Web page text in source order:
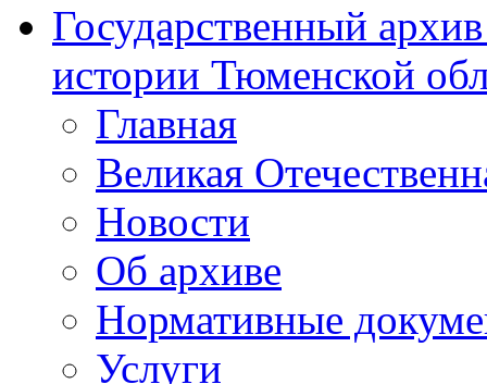
Государственный
истории Тюменской
Главная
Великая
Новости
Об архиве
Нормативные
Услуги